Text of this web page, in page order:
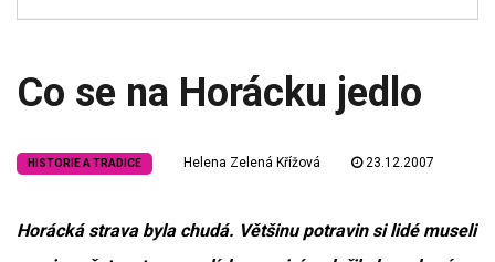
Co se na Horácku jedlo
HISTORIE A TRADICE Helena Zelená Křížová 23.12.2007
Horácká strava byla chudá. Většinu potravin si lidé museli